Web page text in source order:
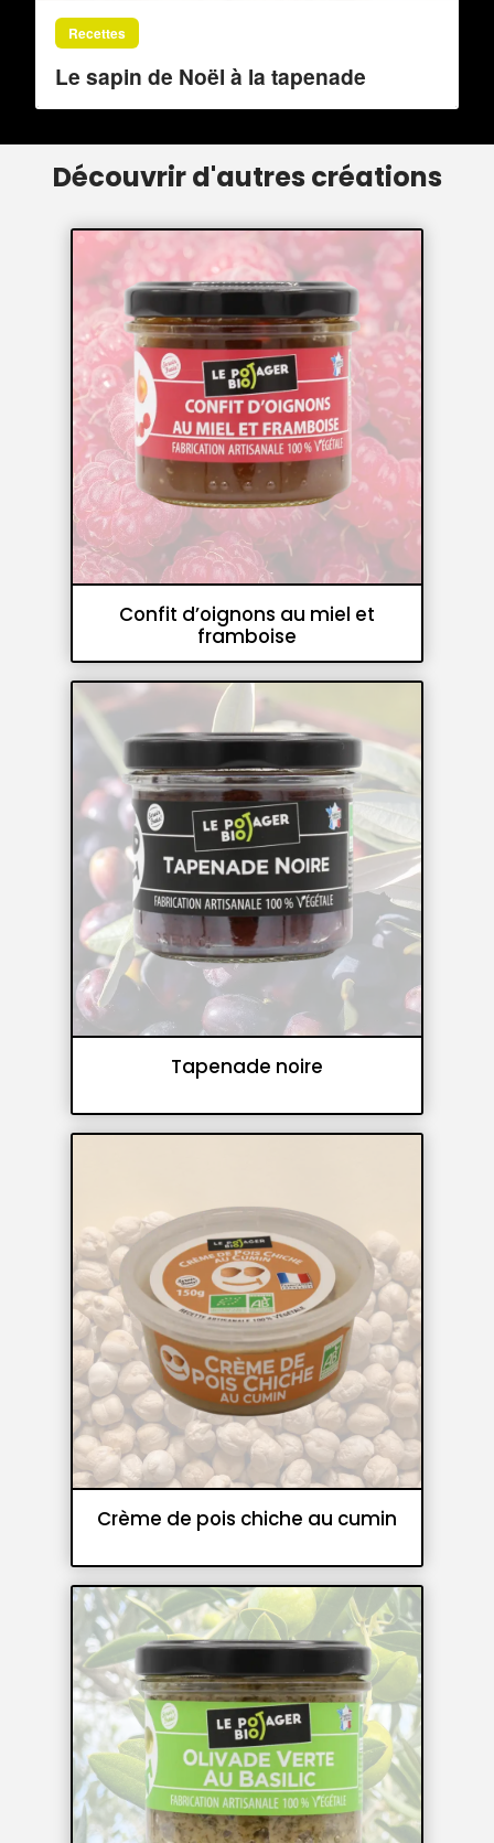
Recettes
Le sapin de Noël à la tapenade
Découvrir d'autres créations
Confit d’oignons au miel et
framboise
Accompagnements Confits
Tapenade noire
Tapenades Tartinables
Crème de pois chiche au cumin
Crèmes de légumes et pesto
Tartinables